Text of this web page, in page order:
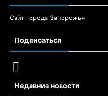
Сайт города Запорожья
Подписаться
Недавние новости